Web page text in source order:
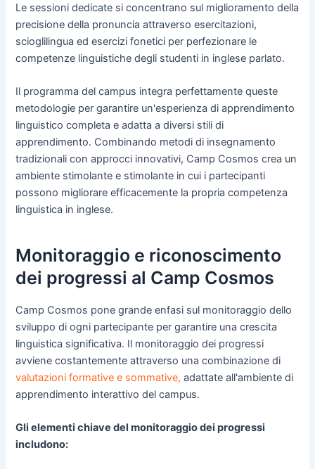
Le sessioni dedicate si concentrano sul miglioramento della
precisione della pronuncia attraverso esercitazioni,
scioglilingua ed esercizi fonetici per perfezionare le
competenze linguistiche degli studenti in inglese parlato.
Il programma del campus integra perfettamente queste
metodologie per garantire un'esperienza di apprendimento
linguistico completa e adatta a diversi stili di
apprendimento. Combinando metodi di insegnamento
tradizionali con approcci innovativi, Camp Cosmos crea un
ambiente stimolante e stimolante in cui i partecipanti
possono migliorare efficacemente la propria competenza
linguistica in inglese.
Monitoraggio e riconoscimento
dei progressi al Camp Cosmos
Camp Cosmos pone grande enfasi sul monitoraggio dello
sviluppo di ogni partecipante per garantire una crescita
linguistica significativa. Il monitoraggio dei progressi
avviene costantemente attraverso una combinazione di
valutazioni formative e sommative, adattate all'ambiente di
apprendimento interattivo del campus.
Gli elementi chiave del monitoraggio dei progressi
includono: